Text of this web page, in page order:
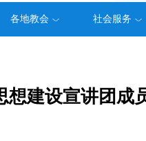
各地教会 社会服务
建设宣讲团成